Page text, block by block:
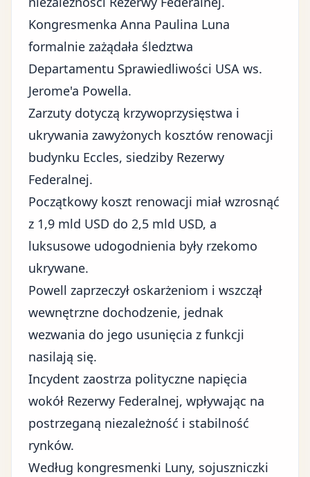
Kongresmenka Anna Paulina Luna
formalnie zażądała śledztwa
Departamentu Sprawiedliwości USA ws.
Jerome'a Powella.
Zarzuty dotyczą krzywoprzysięstwa i
ukrywania zawyżonych kosztów renowacji
budynku Eccles, siedziby Rezerwy
Federalnej.
Początkowy koszt renowacji miał wzrosnąć
z 1,9 mld USD do 2,5 mld USD, a
luksusowe udogodnienia były rzekomo
ukrywane.
Powell zaprzeczył oskarżeniom i wszczął
wewnętrzne dochodzenie, jednak
wezwania do jego usunięcia z funkcji
nasilają się.
Incydent zaostrza polityczne napięcia
wokół Rezerwy Federalnej, wpływając na
postrzeganą niezależność i stabilność
rynków.
Według kongresmenki Luny, sojuszniczki